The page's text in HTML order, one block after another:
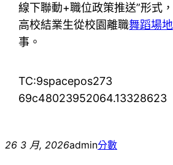
線下聯動+職位政策推送”形式
高校結業生從校園離職舞蹈場地
事。
TC:9spacepos273
69c48023952064.13328623
26 3 月, 2026admin分數